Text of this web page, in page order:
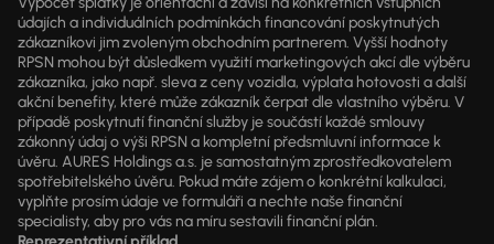
údajích a individuálních podmínkách financování poskytnutých
zákazníkovi jim zvoleným obchodním partnerem. Vyšší hodnoty
RPSN mohou být důsledkem využití marketingových akcí dle výběru
zákazníka, jako např. sleva z ceny vozidla, výplata hotovosti a další
akční benefity, které může zákazník čerpat dle vlastního výběru. V
případě poskytnutí finanční služby je součástí každé smlouvy
zákonný údaj o výši RPSN a kompletní předsmluvní informace k
úvěru. AURES Holdings a.s. je samostatným zprostředkovatelem
spotřebitelského úvěru. Pokud máte zájem o konkrétní kalkulaci,
vyplňte prosím údaje ve formuláři a nechte naše finanční
specialisty, aby pro vás na míru sestavili finanční plán.